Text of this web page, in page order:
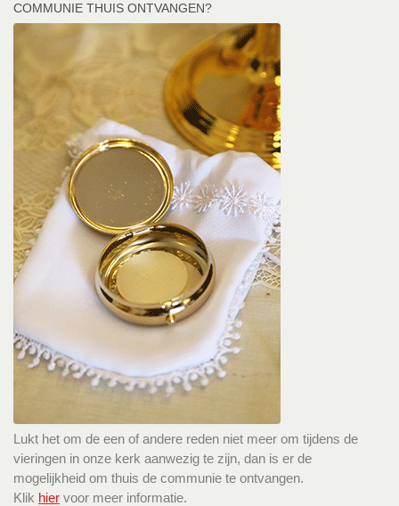
COMMUNIE THUIS ONTVANGEN?
Lukt het om de een of andere reden niet meer om tijdens de
vieringen in onze kerk aanwezig te zijn, dan is er de
mogelijkheid om thuis de communie te ontvangen.
Klik hier voor meer informatie.